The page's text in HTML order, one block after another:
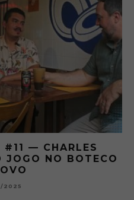
#11 — CHARLES
JOGO NO BOTECO
2025